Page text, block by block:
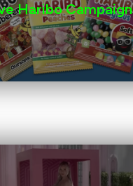
Haribo Campaign